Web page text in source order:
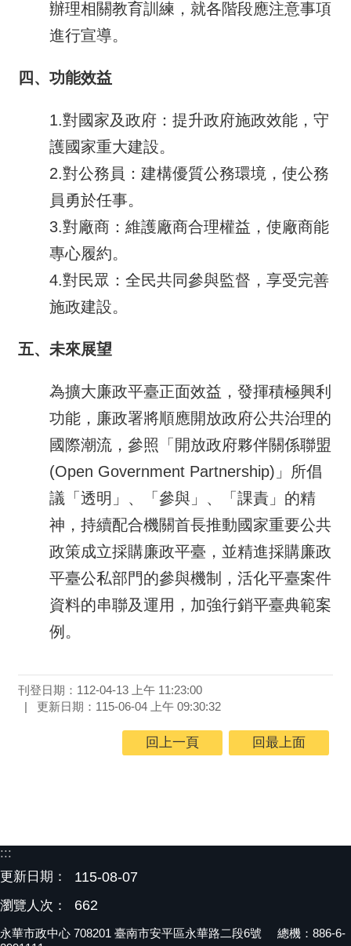
辦理相關教育訓練，就各階段應注意事項
進行宣導。
四、功能效益
1.對國家及政府：提升政府施政效能，守
護國家重大建設。
2.對公務員：建構優質公務環境，使公務
員勇於任事。
3.對廠商：維護廠商合理權益，使廠商能
專心履約。
4.對民眾：全民共同參與監督，享受完善
施政建設。
五、未來展望
為擴大廉政平臺正面效益，發揮積極興利
功能，廉政署將順應開放政府公共治理的
國際潮流，參照「開放政府夥伴關係聯盟
(Open Government Partnership)」所倡
議「透明」、「參與」、「課責」的精
神，持續配合機關首長推動國家重要公共
政策成立採購廉政平臺，並精進採購廉政
平臺公私部門的參與機制，活化平臺案件
資料的串聯及運用，加強行銷平臺典範案
例。
刊登日期：112-04-13 上午 11:23:00
更新日期：115-06-04 上午 09:30:32
回上一頁 回最上面
:::
更新日期：
115-08-07
瀏覽人次： 662
永華市政中心 708201 臺南市安平區永華路二段6號 總機：886-6-